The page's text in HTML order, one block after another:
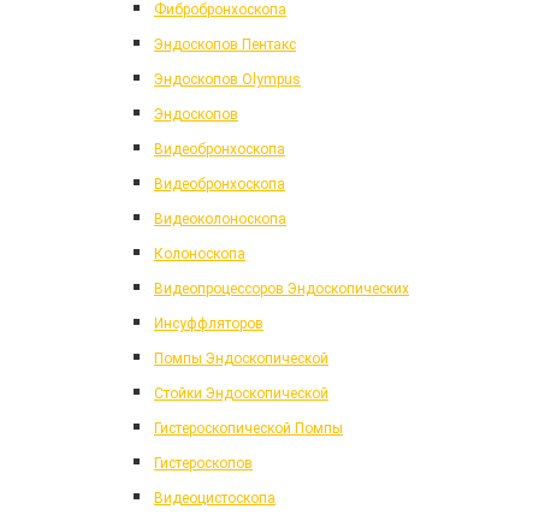
Фибробронхоскопа
Эндоскопов Пентакс
Эндоскопов Olympus
Эндоскопов
Видеобронхоскопа
Видеобронхоскопа
Видеоколоноскопа
Колоноскопа
Видеопроцессоров Эндоскопических
Инсуффляторов
Помпы Эндоскопической
Стойки Эндоскопической
Гистероскопической Помпы
Гистероскопов
Видеоцистоскопа